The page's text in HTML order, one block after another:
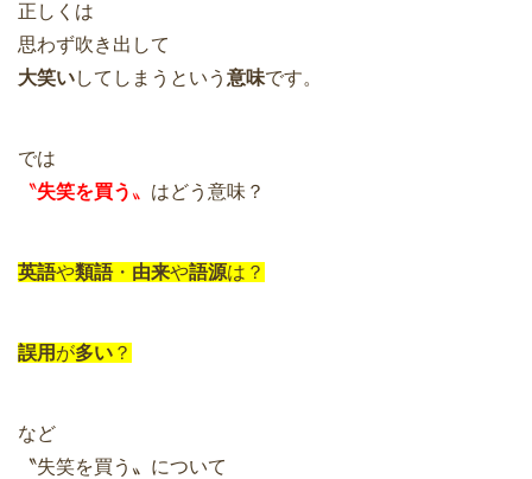
正しくは
思わず吹き出して
大笑いしてしまうという 意味です。
では
〝失笑を買う 〟 はどう意味？
英語や類語・ 由来や語源は？
誤用 が多い ？
など
〝失笑を買う〟について